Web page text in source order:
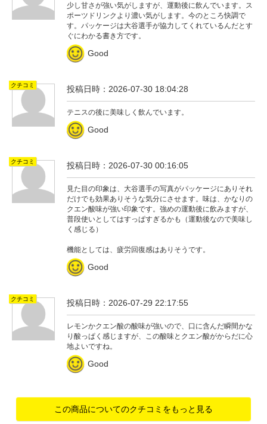
少し甘さが強い気がしますが、運動後に飲んでいます。ス
ポーツドリンクより濃い気がします。今のところ快調で
す。パッケージは大谷選手が協力してくれているんだとす
ぐにわかる書き方です。
Good
クチコミ 投稿日時：2026-07-30 18:04:28
テニスの後に美味しく飲んでいます。
Good
クチコミ 投稿日時：2026-07-30 00:16:05
見た目の印象は、大谷選手の写真がパッケージにありそれ
だけでも効果ありそうな気分にさせます。味は、かなりの
クエン酸味が強い印象です。強めの運動後に飲みますが、
普段使いとしてはすっぱすぎるかも（運動後なので美味し
く感じる）
機能としては、疲労回復感はありそうです。
Good
クチコミ 投稿日時：2026-07-29 22:17:55
レモンかクエン酸の酸味が強いので、口に含んだ瞬間かな
り酸っぱく感じますが、この酸味とクエン酸がからだに心
地よいですね。
Good
この商品についてのクチコミをもっと見る